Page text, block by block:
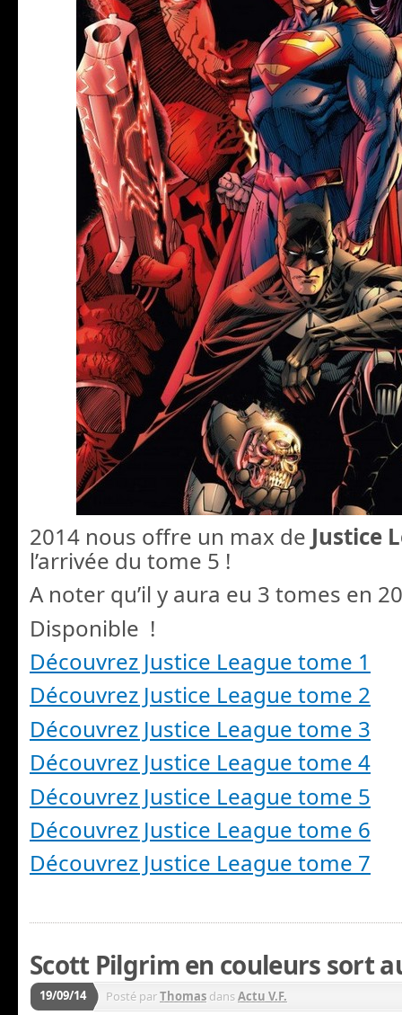
2014 nous offre un max de Justice
l’arrivée du tome 5 !
A noter qu’il y aura eu 3 tomes en
Disponible !
Découvrez Justice League tome 1
Découvrez Justice League tome 2
Découvrez Justice League tome 3
Découvrez Justice League tome 4
Découvrez Justice League tome 5
Découvrez Justice League tome 6
Découvrez Justice League tome 7
Scott Pilgrim en couleurs sort
19/09/14 Posté parThomas dansActu V.F.